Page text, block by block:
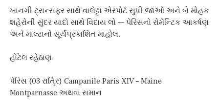
ખાનગી ટ્રાન્સફર સાથે વાલેટ્ટા એરપોર્ટ સુધી જાઓ અને બે મોહક
શહેરોની સુંદર યાદો સાથે વિદાય લો — પેરિસનો રોમેન્ટિક આકર્ષણ
અને માલ્ટાનો સૂર્યપ્રકાશિત માહોલ.
હોટેલ રહેઠાણ:
પેરિસ (03 રાત્રિ) Campanile Paris XIV – Maine
Montparnasse અથવા સમાન